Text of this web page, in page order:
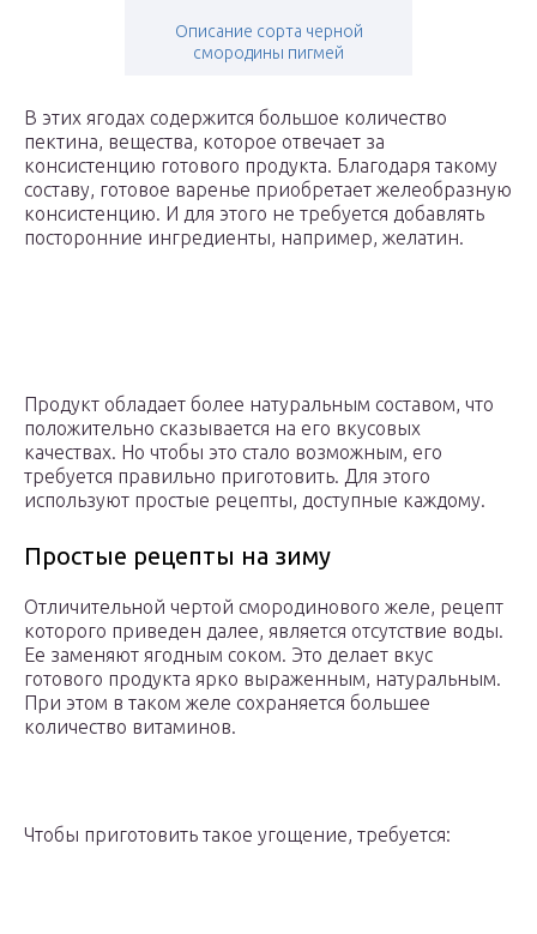
Описание сорта черной
смородины пигмей
В этих ягодах содержится большое количество
пектина, вещества, которое отвечает за
консистенцию готового продукта. Благодаря такому
составу, готовое варенье приобретает желеобразную
консистенцию. И для этого не требуется добавлять
посторонние ингредиенты, например, желатин.
Продукт обладает более натуральным составом, что
положительно сказывается на его вкусовых
качествах. Но чтобы это стало возможным, его
требуется правильно приготовить. Для этого
используют простые рецепты, доступные каждому.
Простые рецепты на зиму
Отличительной чертой смородинового желе, рецепт
которого приведен далее, является отсутствие воды.
Ее заменяют ягодным соком. Это делает вкус
готового продукта ярко выраженным, натуральным.
При этом в таком желе сохраняется большее
количество витаминов.
Чтобы приготовить такое угощение, требуется: